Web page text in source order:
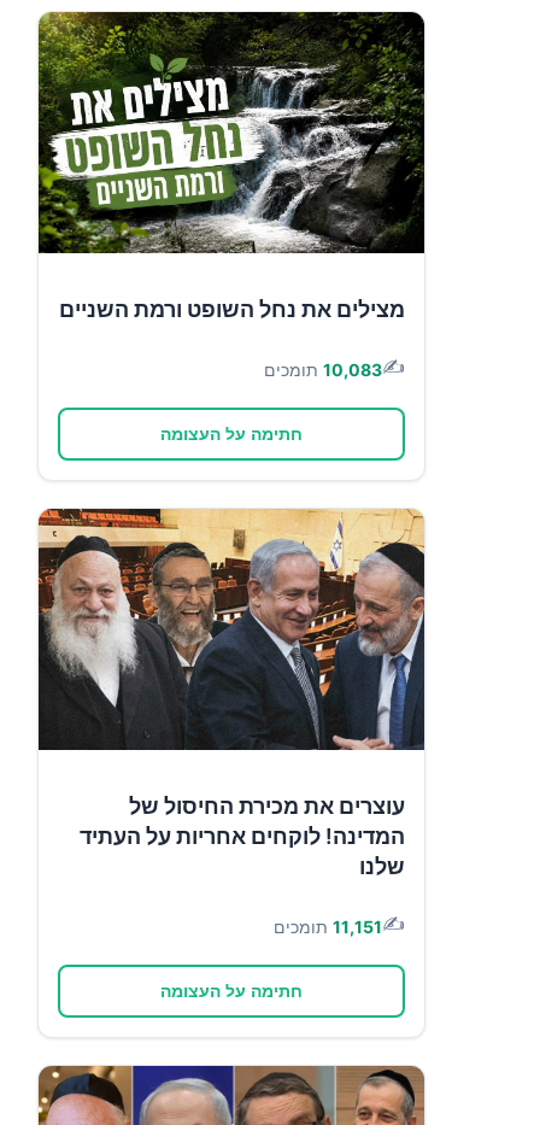
מצילים את נחל השופט ורמת השניים
✍️
10,083 תומכים
חתימה על העצומה
עוצרים את מכירת החיסול של
המדינה! לוקחים אחריות על העתיד
שלנו
✍️
11,151 תומכים
חתימה על העצומה